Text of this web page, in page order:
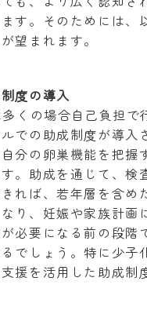
す。そのためには、
望まれます。
度の導入
くの場合自己負担で
での助成制度が導入
分の卵巣機能を把握
。助成を通じて、検
れば、若年層を含め
り、妊娠や家族計画
必要になる前の段階
でしょう。特に少子
援を活用した助成制